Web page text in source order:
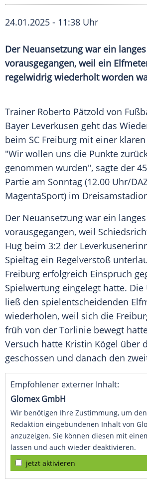
24.01.2025 - 11:38 Uhr
Der Neuansetzung war ein
vorausgegangen, weil ein
regelwidrig wiederholt worden
Trainer Roberto Pätzold von
Bayer Leverkusen geht das
beim SC Freiburg mit einer klaren
"Wir wollen uns die Punkte
genommen wurden", sagte der
Partie am Sonntag (12.00 Uhr/
MagentaSport) im
Der Neuansetzung war ein
vorausgegangen, weil
Hug beim 3:2 der
Spieltag ein Regelverstoß
Freiburg erfolgreich Einspruch
Spielwertung eingelegt hatte.
ließ den spielentscheidenden
wiederholen, weil sich die
früh von der Torlinie bewegt
Versuch hatte Kristin Kögel über
geschossen und danach den
Empfohlener externer Inhalt:
Glomex GmbH
Wir benötigen Ihre Zustimmung, um
Redaktion eingebundenen Inhalt von
anzuzeigen. Sie können diesen mit
lassen und auch wieder deaktivieren.
jetzt aktivieren